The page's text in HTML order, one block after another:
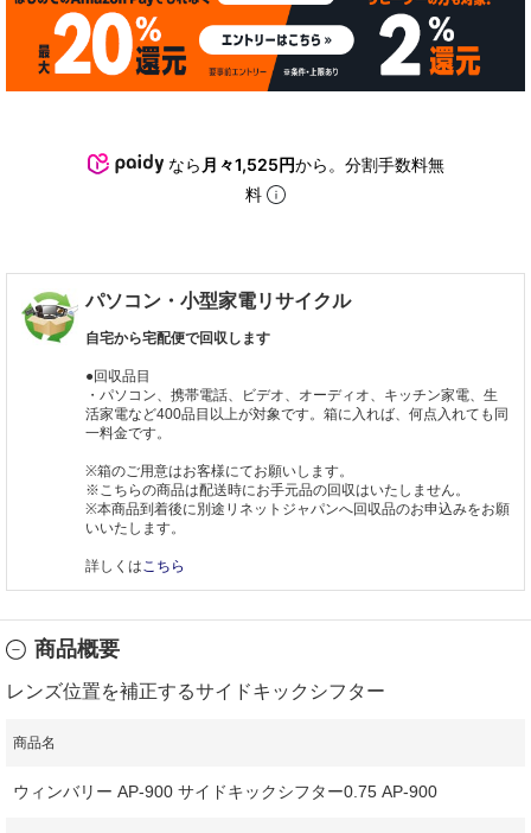
なら 月々1,525円から。分割手数料無
料
パソコン・小型家電リサイクル
自宅から宅配便で回収します
●回収品目
・パソコン、携帯電話、ビデオ、オーディオ、キッチン家電、生
活家電など400品目以上が対象です。箱に入れば、何点入れても同
一料金です。
※箱のご用意はお客様にてお願いします。
※こちらの商品は配送時にお手元品の回収はいたしません。
※本商品到着後に別途リネットジャパンへ回収品のお申込みをお願
いいたします。
詳しくはこちら
商品概要
レンズ位置を補正するサイドキックシフター
商品名
ウィンバリー AP-900 サイドキックシフター0.75 AP-900